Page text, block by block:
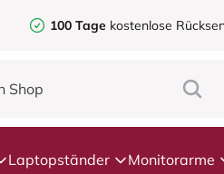
100 Tage kostenlose
Laptopständer Monitorarme